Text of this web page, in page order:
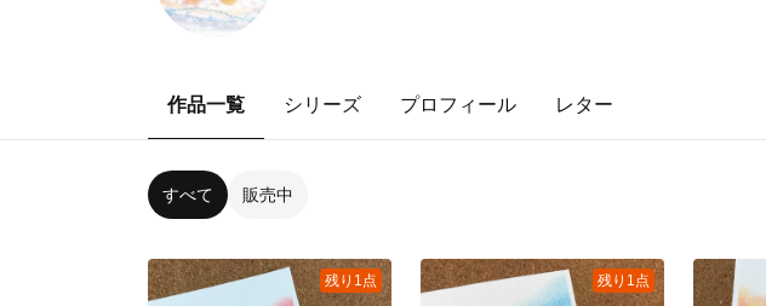
作品一覧 シリーズ プロフィール レター
すべて 販売中
残り1点 残り1点